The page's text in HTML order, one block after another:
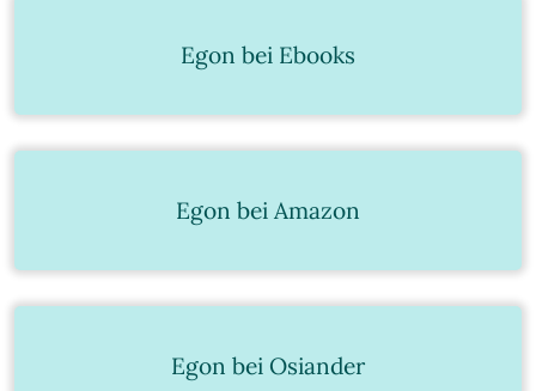
Egon bei Ebooks
Egon bei Amazon
Egon bei Osiander